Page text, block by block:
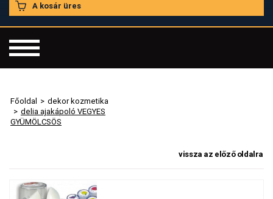
A kosár üres
Főoldal > dekor kozmetika
> delia ajakápoló VEGYES
GYÜMÖLCSÖS
vissza az előző oldalra